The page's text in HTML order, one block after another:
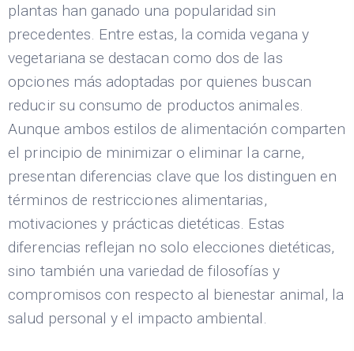
plantas han ganado una popularidad sin
precedentes. Entre estas, la comida vegana y
vegetariana se destacan como dos de las
opciones más adoptadas por quienes buscan
reducir su consumo de productos animales.
Aunque ambos estilos de alimentación comparten
el principio de minimizar o eliminar la carne,
presentan diferencias clave que los distinguen en
términos de restricciones alimentarias,
motivaciones y prácticas dietéticas. Estas
diferencias reflejan no solo elecciones dietéticas,
sino también una variedad de filosofías y
compromisos con respecto al bienestar animal, la
salud personal y el impacto ambiental.